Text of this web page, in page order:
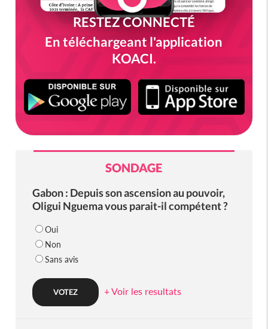
RESTEZ CONNECTÉ
En téléchargeant l'application
KOACI.
SONDAGE
Gabon : Depuis son ascension au pouvoir,
Oligui Nguema vous parait-il compétent ?
Oui
Non
Sans avis
+ Voir les resultats